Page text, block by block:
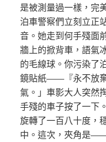
是被測量過一樣，完
泊車警察們立刻立正
音。她走到何手殘面
牆上的掀背車，語氣
的毛線球。你污染了
鏡貼紙——『永不放
氣。」車影大人突然
手殘的車子按了一下
旋轉了一百八十度，
中。這次，夾角是